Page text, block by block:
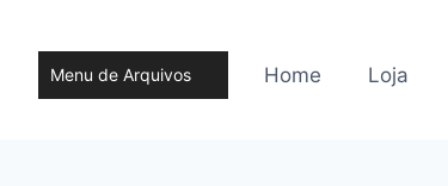
Menu de Arquivos Home Loja